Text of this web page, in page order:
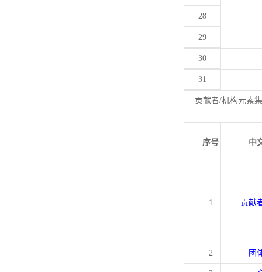
28
29
30
31
贡献者/机构元素
序号 中
1 贡献
2 团